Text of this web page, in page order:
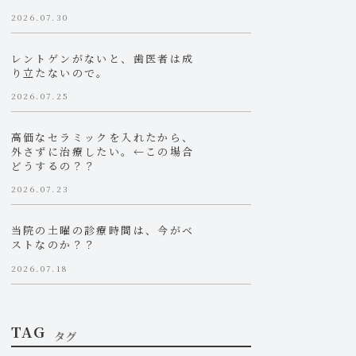
2026.07.30
レントゲンがないと、歯医者は成
り立たないので。
2026.07.25
高価なセラミックを入れたから、
外さずに治療したい。←この場合
どうするの？？
2026.07.23
当院の土曜の診療時間は、今がベ
ストなのか？？
2026.07.18
TAG タグ